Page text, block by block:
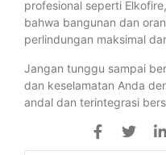
profesional seperti
bahwa bangunan dan
perlindungan maksimal
Jangan tunggu sampai
dan keselamatan Anda
andal dan terintegrasi